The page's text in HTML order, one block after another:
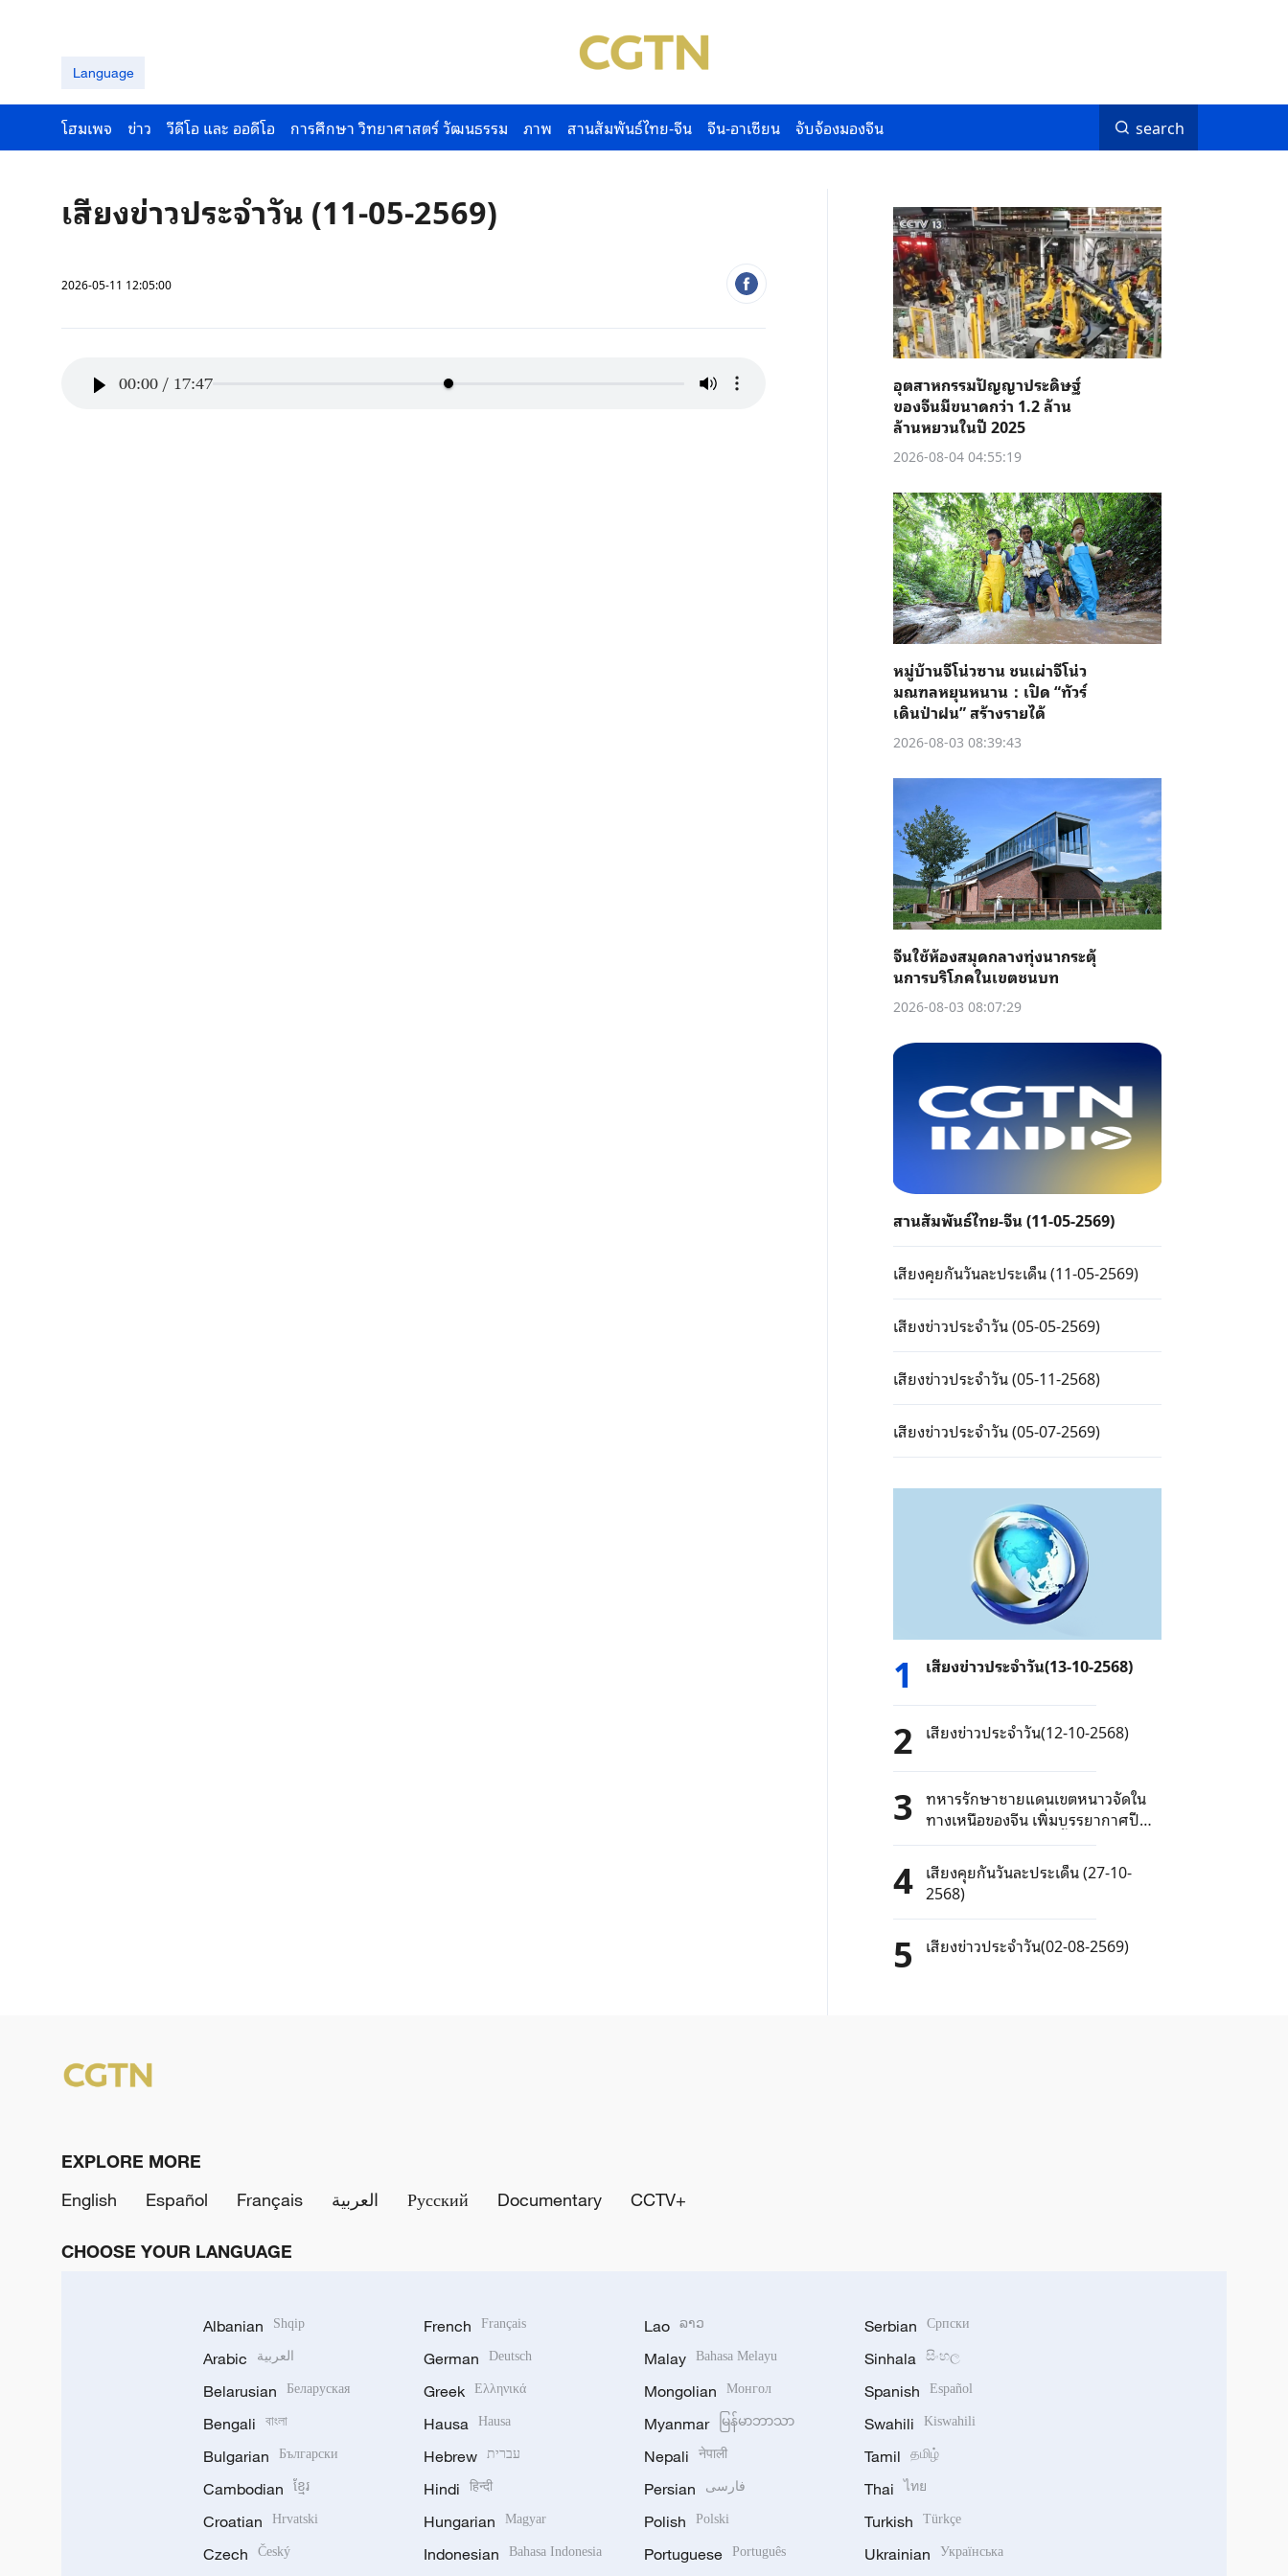
Language
โฮมเพจ ข่าว วีดีโอ และ ออดีโอ การศึกษา วิทยาศาสตร์ วัฒนธรรม ภาพ สานสัมพันธ์ไทย-จีน จีน-อาเซียน จับจ้องมองจีน search
เสียงข่าวประจำวัน (11-05-2569)
2026-05-11 12:05:00
00:00 / 17:47
อุตสาหกรรมปัญญาประดิษฐ์
ของจีนมีขนาดกว่า 1.2 ล้าน
ล้านหยวนในปี 2025
2026-08-04 04:55:19
หมู่บ้านจีโน่วซาน ชนเผ่าจีโน่ว
มณฑลหยุนหนาน：เปิด “ทัวร์
เดินป่าฝน” สร้างรายได้
2026-08-03 08:39:43
จีนใช้ห้องสมุดกลางทุ่งนากระตุ้
นการบริโภคในเขตชนบท
2026-08-03 08:07:29
สานสัมพันธ์ไทย-จีน (11-05-2569)
เสียงคุยกันวันละประเด็น (11-05-2569)
เสียงข่าวประจำวัน (05-05-2569)
เสียงข่าวประจำวัน (05-11-2568)
เสียงข่าวประจำวัน (05-07-2569)
1 เสียงข่าวประจำวัน(13-10-2568)
2 เสียงข่าวประจำวัน(12-10-2568)
3 ทหารรักษาชายแดนเขตหนาวจัดใน
ทางเหนือของจีน เพิ่มบรรยากาศปี
ใหม่ด้วยการแสดงรำพื้นบ้าน
4 เสียงคุยกันวันละประเด็น (27-10-
2568)
5 เสียงข่าวประจำวัน(02-08-2569)
EXPLORE MORE
English
Español Français العربية Русский Documentary CCTV+
CHOOSE YOUR LANGUAGE
Albanian Shqip
Arabic العربية
Belarusian Беларуская
Bengali বাংলা
Bulgarian Български
Cambodian ខ្មែរ
Croatian Hrvatski
Czech Český
French Français
German Deutsch
Greek Ελληνικά
Hausa Hausa
Hebrew עברית
Hindi हिन्दी
Hungarian Magyar
Indonesian Bahasa Indonesia
Lao ລາວ
Malay Bahasa Melayu
Mongolian Монгол
Myanmar မြန်မာဘာသာ
Nepali नेपाली
Persian فارسی
Polish Polski
Portuguese Português
Serbian Српски
Sinhala සිංහල
Spanish Español
Swahili Kiswahili
Tamil தமிழ்
Thai ไทย
Turkish Türkçe
Ukrainian Українська